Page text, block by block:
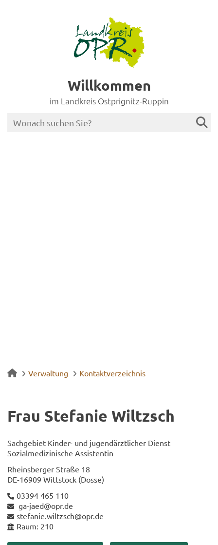
Willkommen
im Landkreis Ostprignitz-Ruppin
Verwaltung Kontaktverzeichnis
Frau Ste­fa­nie Wiltzsch
Sach­ge­biet Kinder-​ und ju­gend­ärzt­li­cher Dienst
So­zi­al­me­di­zi­ni­sche As­sis­ten­tin
Rheins­ber­ger Stra­ße 18
DE-​16909 Witt­stock (Dosse)
03394 465 110
ga-​jaed@opr.de
ste­fa­nie.wiltzsch@opr.de
Raum: 210